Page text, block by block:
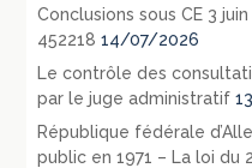
Conclusions sous CE 3
452218 14/07/2026
Le contrôle des
par le juge administratif
République fédérale
public en 1971 – La loi du